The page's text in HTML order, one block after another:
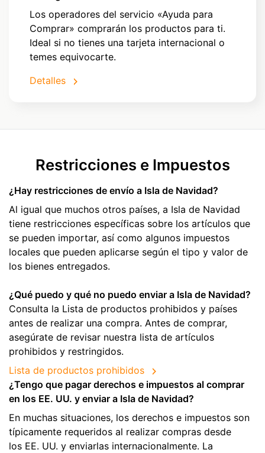
Los operadores del servicio «Ayuda para
Comprar» comprarán los productos para ti.
Ideal si no tienes una tarjeta internacional o
temes equivocarte.
Detalles
Restricciones e Impuestos
¿Hay restricciones de envío a Isla de Navidad?
Al igual que muchos otros países, a Isla de Navidad
tiene restricciones específicas sobre los artículos que
se pueden importar, así como algunos impuestos
locales que pueden aplicarse según el tipo y valor de
los bienes entregados.
¿Qué puedo y qué no puedo enviar a Isla de Navidad?
Consulta la Lista de productos prohibidos y países
antes de realizar una compra. Antes de comprar,
asegúrate de revisar nuestra lista de artículos
prohibidos y restringidos.
Lista de productos prohibidos
¿Tengo que pagar derechos e impuestos al comprar
en los EE. UU. y enviar a Isla de Navidad?
En muchas situaciones, los derechos e impuestos son
típicamente requeridos al realizar compras desde
los EE. UU. y enviarlas internacionalmente. La